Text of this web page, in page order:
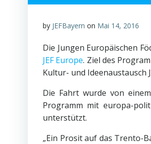
by JEFBayern on Mai 14, 2016
Die Jungen Europäischen
JEF Europe. Ziel des
Kultur- und Ideenaustausch
Die Fahrt wurde von
Programm mit europa-
unterstützt.
„Ein Prosit auf das Trento-